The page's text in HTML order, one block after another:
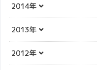
2014年
2013年
2012年